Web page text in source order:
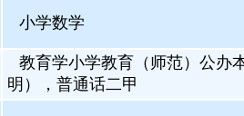
小学数学
教育学小学教育（师范）公办
明），普通话二甲